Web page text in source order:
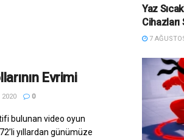
Evrimi
2020 0
bulunan video oyun
yıllardan günümüze
Yaz
Cihazları
7